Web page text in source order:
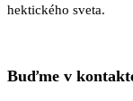
hektického sveta.
Buďme v